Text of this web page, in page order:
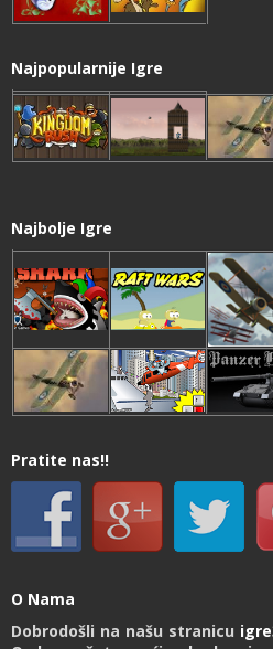
Najpopularnije Igre
Najbolje Igre
Pratite nas!!
O Nama
Dobrodošli na našu stranicu